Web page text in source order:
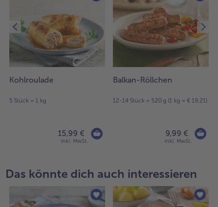
Kohlroulade
5 Stück = 1 kg
15,99 €
inkl. MwSt.
Balkan-Röllchen
12-14 Stück = 520 g (1 kg = € 19,21)
9,99 €
inkl. MwSt.
Das könnte dich auch interessieren